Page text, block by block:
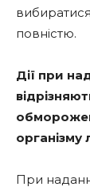
повністю.
Дії при
організму
При